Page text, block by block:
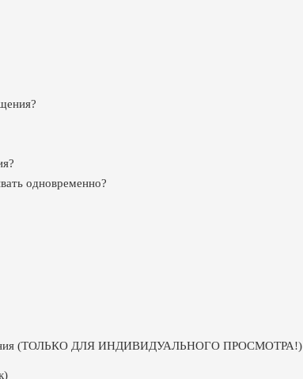
одновременно?
(ТОЛЬКО ДЛЯ ИНДИВИДУАЛЬНОГО ПРОСМОТРА!)